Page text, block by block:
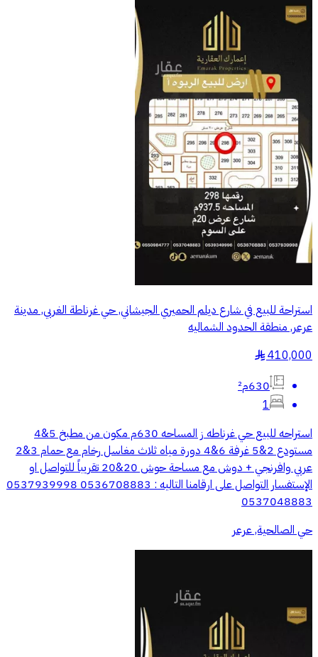
استراحة للبيع في شارع ديلم الحميري الجيشاني, حي غرناطة الغربي, مدينة
عرعر, منطقة الحدود الشماليه
410,000
§
630م²
1
استراحه للبيع حي غرناطه ز المساحه 630م مكون من مطبخ 5&4
مستودع 2&5 غرفة 6&4 دورة مياه ثلاث مغاسل رخام مع حمام 3&2
عربي وافرنجي + دوش مع مساحة حوش 20&20 تقريباً للتواصل او
الإستفسار التواصل على ارقامنا التاليه : 0536708883 0537939998
0537048883
حي الصالحية, عرعر